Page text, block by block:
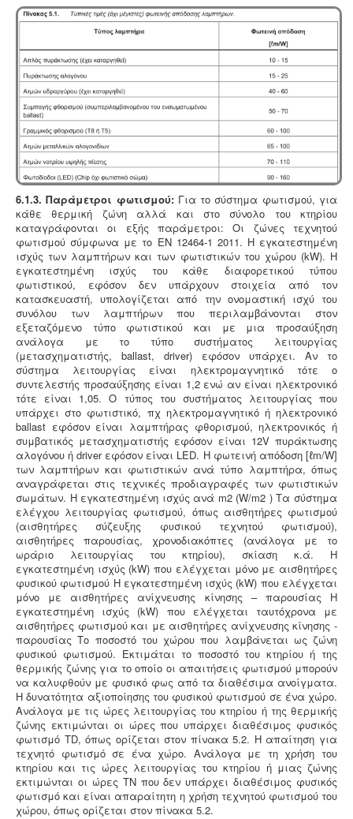
6.1.3. Παράμετροι φωτισμού:Για το σύστημα φωτισμού, για
κάθε θερμική ζώνη αλλά και στο σύνολο του κτηρίου
καταγράφονται οι εξής παράμετροι: Οι ζώνες τεχνητού
φωτισμού σύμφωνα με το ΕΝ 12464-1 2011. Η εγκατεστημένη
ισχύς των λαμπτήρων και των φωτιστικών του χώρου (kW). Η
εγκατεστημένη ισχύς του κάθε διαφορετικού τύπου
φωτιστικού, εφόσον δεν υπάρχουν στοιχεία από τον
κατασκευαστή, υπολογίζεται από την ονομαστική ισχύ του
συνόλου των λαμπτήρων που περιλαμβάνονται στον
εξεταζόμενο τύπο φωτιστικού και με μια προσαύξηση
ανάλογα με το τύπο συστήματος λειτουργίας
(μετασχηματιστής, ballast, driver) εφόσον υπάρχει. Αν το
σύστημα λειτουργίας είναι ηλεκτρομαγνητικό τότε ο
συντελεστής προσαύξησης είναι 1,2 ενώ αν είναι ηλεκτρονικό
τότε είναι 1,05. Ο τύπος του συστήματος λειτουργίας που
υπάρχει στο φωτιστικό, πχ ηλεκτρομαγνητικό ή ηλεκτρονικό
ballast εφόσον είναι λαμπτήρας φθορισμού, ηλεκτρονικός ή
συμβατικός μετασχηματιστής εφόσον είναι 12V πυράκτωσης
αλογόνου ή driver εφόσον είναι LED. Η φωτεινή απόδοση [ℓm/W]
των λαμπτήρων και φωτιστικών ανά τύπο λαμπτήρα, όπως
αναγράφεται στις τεχνικές προδιαγραφές των φωτιστικών
σωμάτων. Η εγκατεστημένη ισχύς ανά m2 (W/m2 ) Τα σύστημα
ελέγχου λειτουργίας φωτισμού, όπως αισθητήρες φωτισμού
(αισθητήρες σύζευξης φυσικού τεχνητού φωτισμού),
αισθητήρες παρουσίας, χρονοδιακόπτες (ανάλογα με το
ωράριο λειτουργίας του κτηρίου), σκίαση κ.ά. Η
εγκατεστημένη ισχύς (kW) που ελέγχεται μόνο με αισθητήρες
φυσικού φωτισμού Η εγκατεστημένη ισχύς (kW) που ελέγχεται
μόνο με αισθητήρες ανίχνευσης κίνησης – παρουσίας Η
εγκατεστημένη ισχύς (kW) που ελέγχεται ταυτόχρονα με
αισθητήρες φωτισμού και με αισθητήρες ανίχνευσης κίνησης -
παρουσίας Το ποσοστό του χώρου που λαμβάνεται ως ζώνη
φυσικού φωτισμού. Εκτιμάται το ποσοστό του κτηρίου ή της
θερμικής ζώνης για το οποίο οι απαιτήσεις φωτισμού μπορούν
να καλυφθούν με φυσικό φως από τα διαθέσιμα ανοίγματα.
Η δυνατότητα αξιοποίησης του φυσικού φωτισμού σε ένα χώρο.
Ανάλογα με τις ώρες λειτουργίας του κτηρίου ή της θερμικής
ζώνης εκτιμώνται οι ώρες που υπάρχει διαθέσιμος φυσικός
φωτισμό ΤD, όπως ορίζεται στον πίνακα 5.2. Η απαίτηση για
τεχνητό φωτισμό σε ένα χώρο. Ανάλογα με τη χρήση του
κτηρίου και τις ώρες λειτουργίας του κτηρίου ή μιας ζώνης
εκτιμώνται οι ώρες ΤN που δεν υπάρχει διαθέσιμος φυσικός
φωτισμό και είναι απαραίτητη η χρήση τεχνητού φωτισμού του
χώρου, όπως ορίζεται στον πίνακα 5.2.